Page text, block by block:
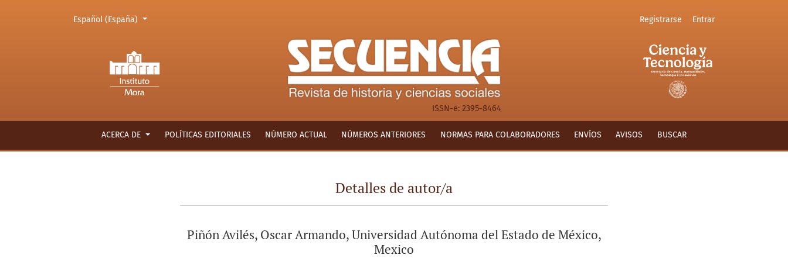
Detalles de autor/a
ISSN-e: 2395-8464
Registrarse Entrar
Cambiar el idioma. El actual es:
Español (España)
ACERCA DE POLÍTICAS EDITORIALES NÚMERO ACTUAL NÚMEROS ANTERIORES NORMAS PARA COLABORADORES ENVÍOS AVISOS BUSCAR
Detalles de autor/a
Piñón Avilés, Oscar Armando, Universidad Autónoma del Estado de México,
Mexico